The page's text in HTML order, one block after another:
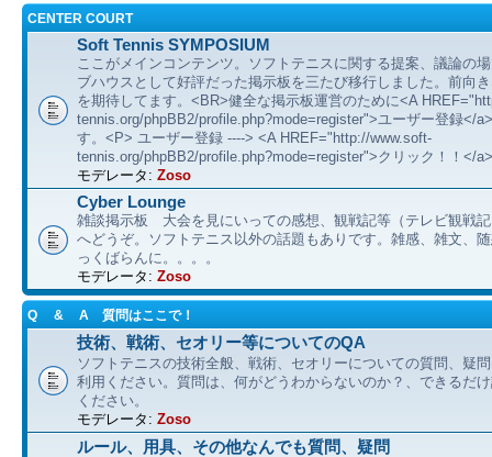
CENTER COURT
Soft Tennis SYMPOSIUM
ここがメインコンテンツ。ソフトテニスに関する提案、議論の
ブハウスとして好評だった掲示板を三たび移行しました。前向
を期待してます。<BR>健全な掲示板運営のために<A
tennis.org/phpBB2/profile.php?mode=register">ユーザー登録</
す。<P> ユーザー登録 ----> <A HREF="http://www.soft-
tennis.org/phpBB2/profile.php?mode=register">クリック！！</a>
モデレータ: Zoso
Cyber Lounge
雑談掲示板 大会を見にいっての感想、観戦記等（テレビ観戦
へどうぞ。ソフトテニス以外の話題もありです。雑感、雑文、
っくばらんに。。。。
モデレータ: Zoso
Q & A 質問はここで！
技術、戦術、セオリー等についてのQA
ソフトテニスの技術全般、戦術、セオリーについての質問、疑
利用ください。質問は、何がどうわからないのか？、できるだ
ください。
モデレータ: Zoso
ルール、用具、その他なんでも質問、疑問